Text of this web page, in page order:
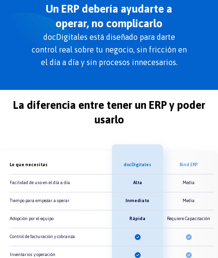
Un ERP debería ayudarte a
operar, no complicarlo
docDigitales está diseñado para darte
control real sobre tu negocio, sin fricción en
el día a día y sin procesos innecesarios.
La diferencia entre tener un ERP y poder
usarlo
Lo que necesitas docDigitales Bind ERP
Facilidad de uso en el día a día Alta Media
Tiempo para empezar a operar Inmediato Media
Adopción por el equipo Rápida Requiere Capacitación
Control de facturación y cobranza
Inventarios y operación